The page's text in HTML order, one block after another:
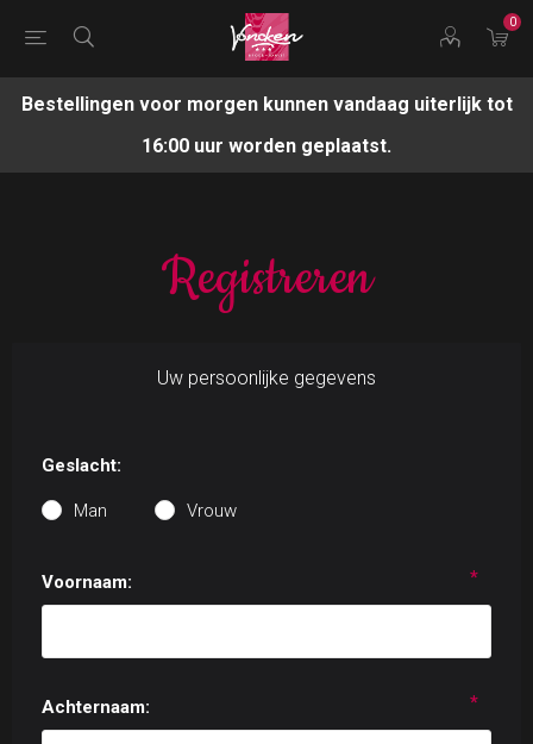
0
Bestellingen voor morgen kunnen vandaag uiterlijk tot
16:00 uur worden geplaatst.
Registreren
Uw persoonlijke gegevens
Geslacht:
Man Vrouw
Voornaam: *
Achternaam: *